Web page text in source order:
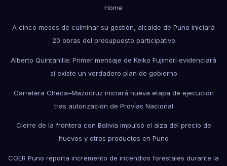
Home
A cinco meses de culminar su gestión, alcalde de Puno iniciará
20 obras del presupuesto participativo
Alberto Quintanilla: Primer mensaje de Keiko Fujimori evidenciará
si existe un verdadero plan de gobierno
Carretera Checa–Mazocruz iniciará nueva etapa de ejecución
tras autorización de Provías Nacional
Cierre de la frontera con Bolivia impulsó el alza del precio de
huevos y otros productos en Puno
COER Puno reporta incremento de incendios forestales durante la